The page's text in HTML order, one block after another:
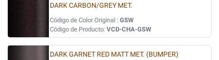
DARK CARBON/GREY MET.
Código de Color Original : GSW
Código de Producto: VCD-CHA-GSW
DARK GARNET RED MATT MET. (BUMPER)